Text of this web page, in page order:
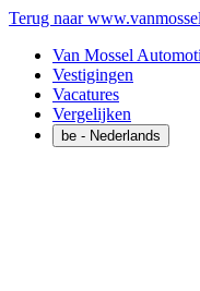
Terug naar
Van Mossel
Vestigingen
Vacatures
Vergelijken
be - Nederlands